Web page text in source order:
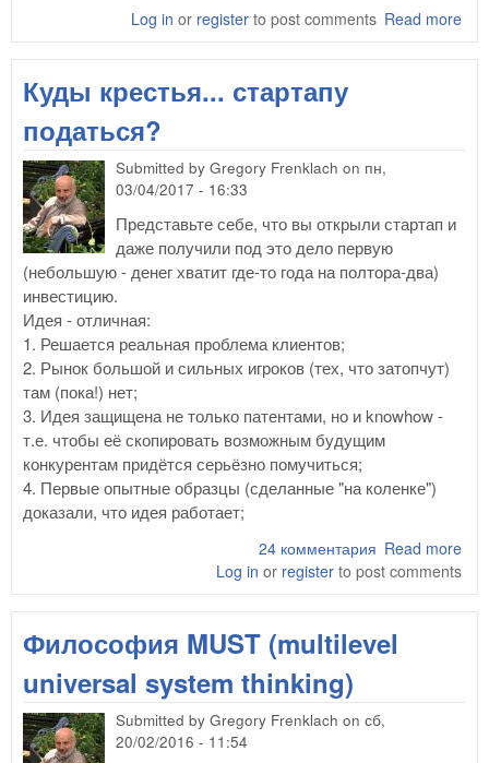
Read more
Log in or register to post comments
Куды крестья... стартапу
податься?
Submitted by Gregory Frenklach on пн,
03/04/2017 - 16:33
Представьте себе, что вы открыли стартап и
даже получили под это дело первую
(небольшую - денег хватит где-то года на полтора-два)
инвестицию.
Идея - отличная:
1. Решается реальная проблема клиентов;
2. Рынок большой и сильных игроков (тех, что затопчут)
там (пока!) нет;
3. Идея защищена не только патентами, но и knowhow -
т.е. чтобы её скопировать возможным будущим
конкурентам придётся серьёзно помучиться;
4. Первые опытные образцы (сделанные "на коленке")
доказали, что идея работает;
Read more
24 комментария
Log in or register to post comments
Философия MUST (multilevel
universal system thinking)
Submitted by Gregory Frenklach on сб,
20/02/2016 - 11:54